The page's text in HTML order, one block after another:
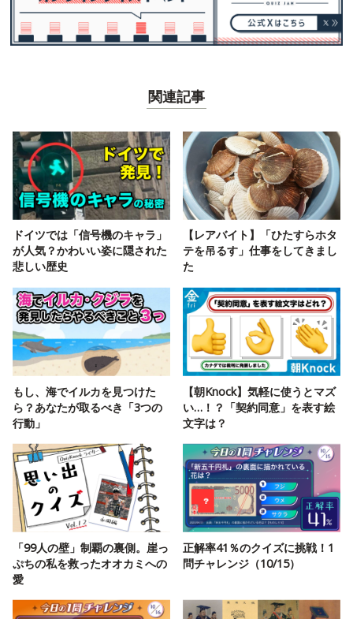
関連記事
ドイツでは「信号機のキャラ」
が人気？かわいい姿に隠された
悲しい歴史
【レアバイト】「ひたすらホタ
テを吊るす」仕事をしてきまし
た
もし、海でイルカを見つけた
ら？あなたが取るべき「3つの
行動」
【朝Knock】気軽に使うとマズ
い…！？「契約同意」を表す絵
文字は？
「99人の壁」制覇の裏側。崖っ
ぷちの私を救ったオオカミへの
愛
正解率41％のクイズに挑戦！1
問チャレンジ（10/15）